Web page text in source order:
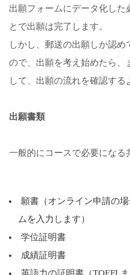
出願フォームにデータ化した
とで出願は完了します。
しかし、郵送の出願しか認
ので、出願を考え始めたら
して、出願の流れを確認する
出願書類
一般的にコースで必要になる
願書（オンライン申請の
ムを入力します）
学位証明書
成績証明書